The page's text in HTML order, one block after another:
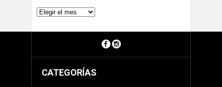
Archivos
CATEGORÍAS